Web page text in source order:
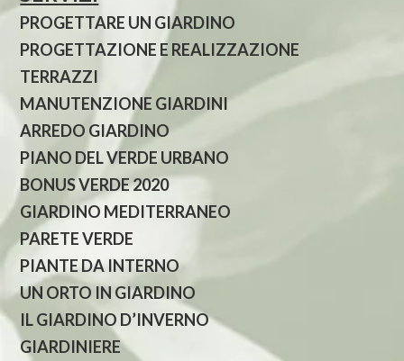
PROGETTARE UN GIARDINO
PROGETTAZIONE E REALIZZAZIONE
TERRAZZI
MANUTENZIONE GIARDINI
ARREDO GIARDINO
PIANO DEL VERDE URBANO
BONUS VERDE 2020
GIARDINO MEDITERRANEO
PARETE VERDE
PIANTE DA INTERNO
UN ORTO IN GIARDINO
IL GIARDINO D’INVERNO
GIARDINIERE